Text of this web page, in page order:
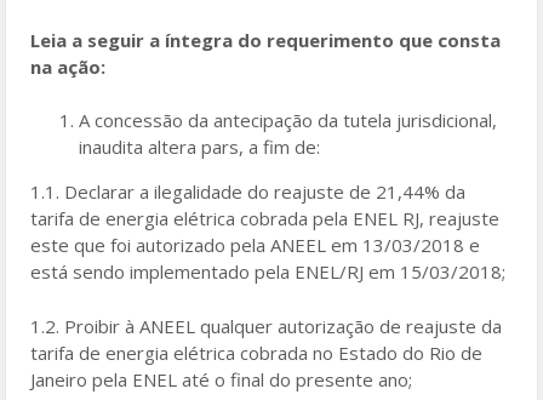
Leia a seguir a íntegra do requerimento que consta
na ação:
A concessão da antecipação da tutela jurisdicional,
inaudita altera pars, a fim de:
1.1. Declarar a ilegalidade do reajuste de 21,44% da
tarifa de energia elétrica cobrada pela ENEL RJ, reajuste
este que foi autorizado pela ANEEL em 13/03/2018 e
está sendo implementado pela ENEL/RJ em 15/03/2018;
1.2. Proibir à ANEEL qualquer autorização de reajuste da
tarifa de energia elétrica cobrada no Estado do Rio de
Janeiro pela ENEL até o final do presente ano;